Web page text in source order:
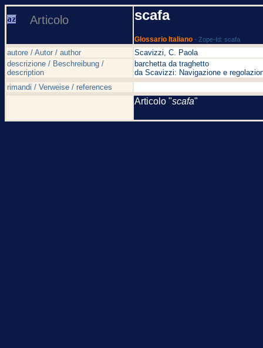
Articolo scafa
Glossario Italiano - Zope-Id: scafa
autore / Autor / author
Scavizzi, C. Paola
descrizione / Beschreibung /
description
barchetta da traghetto
da Scavizzi: Navigazione e
rimandi / Verweise / references
Articolo "scafa"